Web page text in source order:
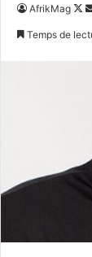
AfrikMag
Temps de